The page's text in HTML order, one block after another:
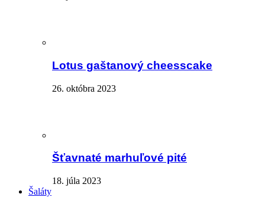
Lotus gaštanový cheesscake
26. októbra 2023
Šťavnaté marhuľové pité
18. júla 2023
Šaláty